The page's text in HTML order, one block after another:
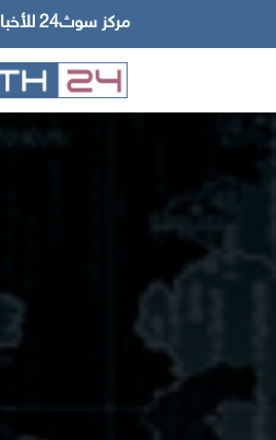
مركز سوث24 للأخبار والدراسات